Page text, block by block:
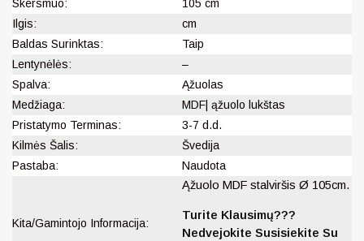
Skersmuo:
105 cm
Ilgis:
cm
Baldas Surinktas:
Taip
Lentynėlės:
–
Spalva:
Ąžuolas
Medžiaga:
MDF| ąžuolo lukštas
Pristatymo Terminas:
3-7 d.d.
Kilmės Šalis:
Švedija
Pastaba:
Naudota
Kita/Gamintojo Informacija:
Ąžuolo MDF stalviršis Ø 105cm.
Turite Klausimų???
Nedvejokite Susisiekite Su